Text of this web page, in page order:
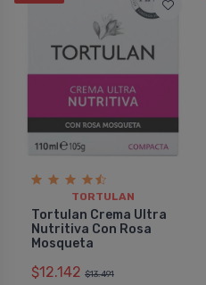
TORTULAN
Tortulan Crema Ultra
Nutritiva Con Rosa
Mosqueta
$12.142 $13.491